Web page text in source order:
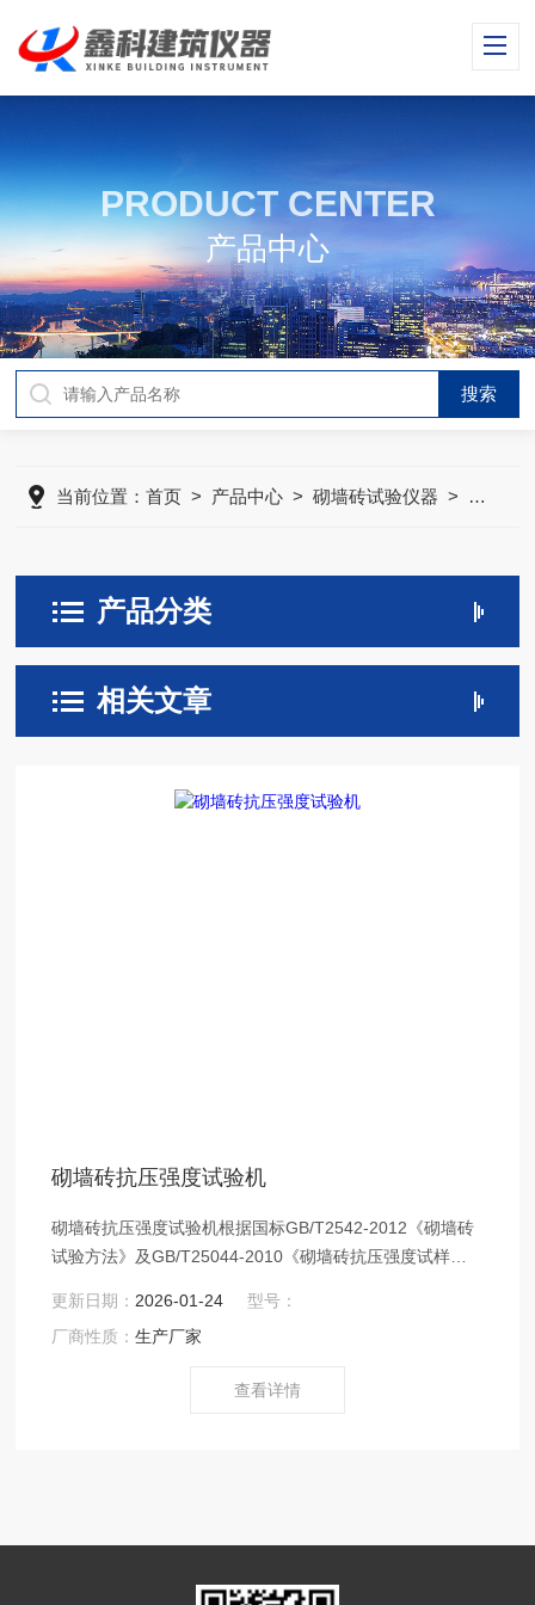
PRODUCT CENTER
产品中心
当前位置：首页 > 产品中心 >砌墙砖试验仪器 > 砌墙砖
产品分类
相关文章
砌墙砖抗压强度试验机
砌墙砖抗压强度试验机根据国标GB/T2542-2012《砌墙砖
试验方法》及GB/T25044-2010《砌墙砖抗压强度试样制
更新日期： 2026-01-24
型号：
厂商性质：生产厂家
查看详情